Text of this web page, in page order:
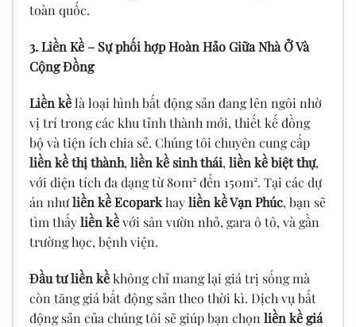
toàn quốc.
3. Liền Kề – Sự phối hợp Hoàn Hảo Giữa Nhà Ở Và
Cộng Đồng
Liền kềlà loại hình bất động sản đang lên ngôi nhờ
vị trí trong các khu tỉnh thành mới, thiết kế đồng
bộ và tiện ích chia sẻ. Chúng tôi chuyên cung cấp
liền kề thị thành, liền kề sinh thái, liền kề biệt thự,
với diện tích đa dạng từ 80m² đến 150m². Tại các dự
án nhưliền kề Ecoparkhayliền kề Vạn Phúc, bạn sẽ
tìm thấyliền kềvới sân vườn nhỏ, gara ô tô, và gần
trường học, bệnh viện.
Đầu tư liền kềkhông chỉ mang lại giá trị sống mà
còn tăng giá bất động sản theo thời kì. Dịch vụ bất
động sản của chúng tôi sẽ giúp bạn chọn liền kề giá